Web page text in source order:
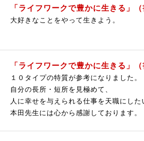
「ライフワークで豊かに生きる」
大好きなことをやって生きよう。
「ライフワークで豊かに生きる」
１０タイプの特質が参考になりました。
自分の長所・短所を見極めて、
人に幸せを与えられる仕事を天職にし
本田先生には心から感謝しております。